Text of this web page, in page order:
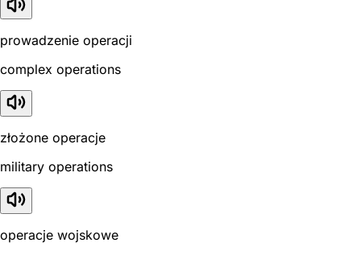
prowadzenie operacji
complex operations
złożone operacje
military operations
operacje wojskowe